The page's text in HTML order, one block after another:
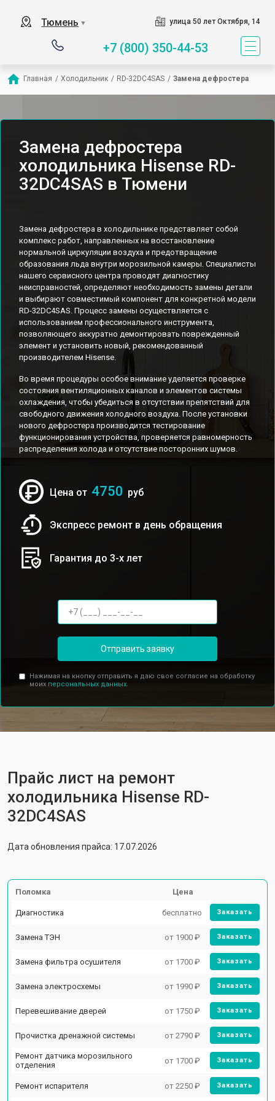
Тюмень ▼ улица 50 лет Октября, 14
+7 (800) 350-44-53
Главная / Холодильник / RD-32DC4SAS / Замена дефростера
Замена дефростера
холодильника Hisense RD-
32DC4SAS в Тюмени
Замена дефростера в холодильнике представляет собой
комплекс работ, направленных на восстановление
нормальной циркуляции воздуха и предотвращение
образования льда внутри морозильной камеры. Специалисты
нашего сервисного центра проводят диагностику
неисправностей, определяют необходимость замены детали
и выбирают совместимый компонент для конкретной модели
RD-32DC4SAS. Процесс замены осуществляется с
использованием профессионального инструмента,
позволяющего аккуратно демонтировать поврежденный
элемент и установить новый, рекомендованный
производителем Hisense.
Во время процедуры особое внимание уделяется проверке
состояния вентиляционных каналов и элементов системы
охлаждения, чтобы убедиться в отсутствии препятствий для
свободного движения холодного воздуха. После установки
нового дефростера производится тестирование
функционирования устройства, проверяется равномерность
распределения холода и отсутствие посторонних шумов.
Цена от 4750 руб
Экспресс ремонт в день обращения
Гарантия до 3-х лет
Отправить заявку
Нажимая на кнопку отправить я даю свое согласие на обработку
моих персональных данных.
Прайс лист на ремонт
холодильника Hisense RD-
32DC4SAS
Дата обновления прайса: 17.07.2026
Поломка Цена
Диагностика бесплатно Заказать
Замена ТЭН от 1900 ₽ Заказать
Замена фильтра осушителя от 1700 ₽ Заказать
Замена электросхемы от 1990 ₽ Заказать
Перевешивание дверей от 1750 ₽ Заказать
Прочистка дренажной системы от 2790 ₽ Заказать
Ремонт датчика морозильного
отделения
от 1700 ₽ Заказать
Ремонт испарителя от 2250 ₽ Заказать